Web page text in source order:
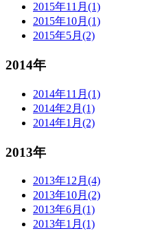
2015年11月(1)
2015年10月(1)
2015年5月(2)
2014年
2014年11月(1)
2014年2月(1)
2014年1月(2)
2013年
2013年12月(4)
2013年10月(2)
2013年6月(1)
2013年1月(1)